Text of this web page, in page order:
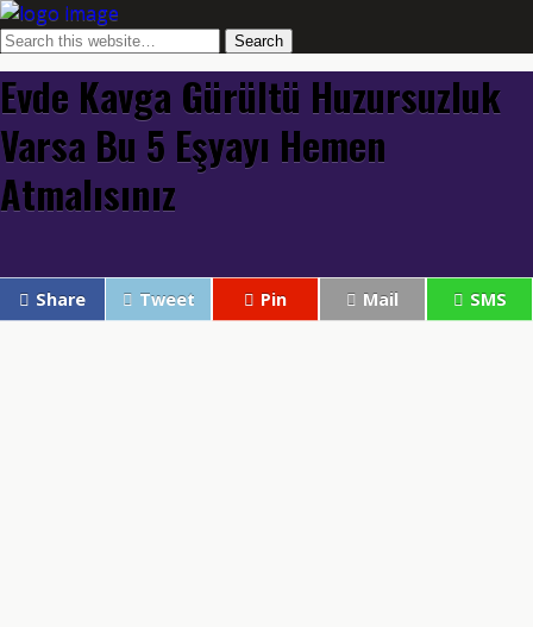
Evde Kavga Gürültü Huzursuzluk
Varsa Bu 5 Eşyayı Hemen
Atmalısınız
Share Tweet Pin Mail SMS